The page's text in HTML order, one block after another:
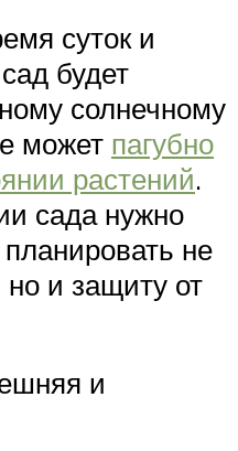
суток и
будет
солнечному
может пагубно
растений.
сада нужно
не
и защиту от
и